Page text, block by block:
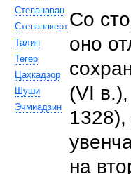
Степанаван
Степанакерт
Талин
Тегер
Цахкадзор
Шуши
Эчмиадзин
Со
оно
(VI
на